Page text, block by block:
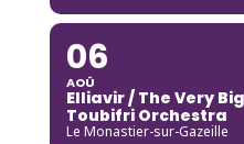
06
AOÛ
Elliavir / The Very
Toubifri Orchestra
Le Monastier-sur-Gazeille